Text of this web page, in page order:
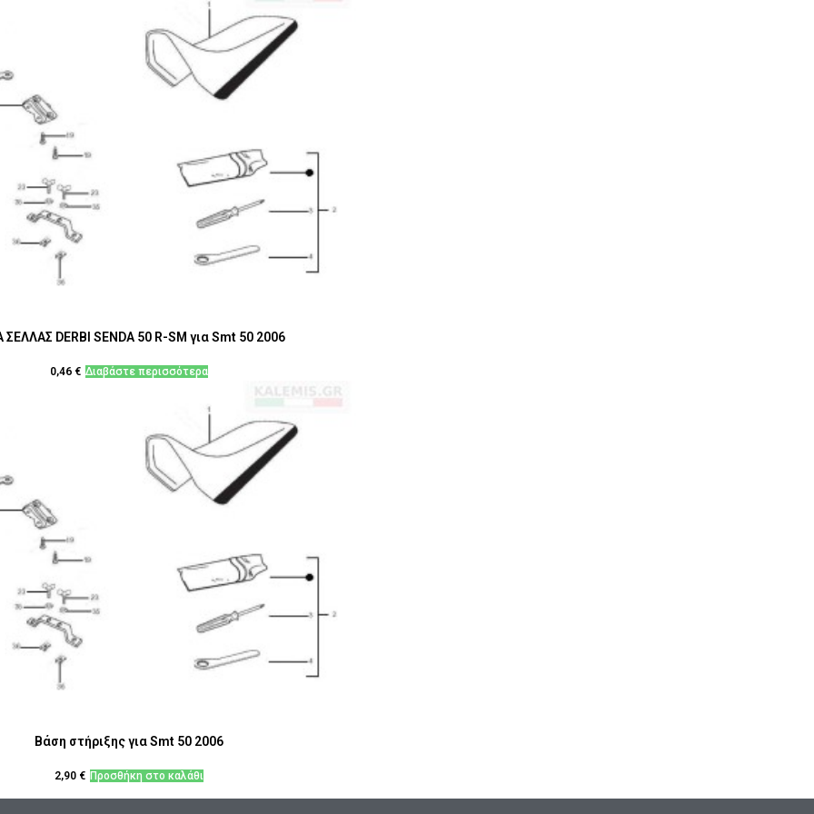
ΣΕΛΛΑΣ DERBI SENDA 50 R-SM για Smt 50 2006
0,46 € Διαβάστε περισσότερα
Βάση στήριξης για Smt 50 2006
2,90 € Προσθήκη στο καλάθι